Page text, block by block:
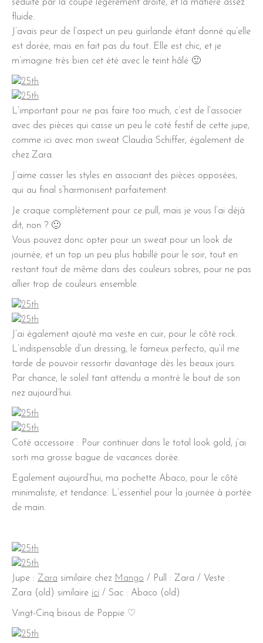
séduite par la coupe légèrement droite, et la matière assez
fluide.
J’avais peur de l’aspect un peu guirlande étant donné qu’elle
est dorée, mais en fait pas du tout. Elle est chic, et je
m’imagine très bien cet été avec le teint hâlé 🙂
L’important pour ne pas faire too much, c’est de l’associer
avec des pièces qui casse un peu le coté festif de cette jupe,
comme ici avec mon sweat Claudia Schiffer, également de
chez Zara.
J’aime casser les styles en associant des pièces opposées,
qui au final s’harmonisent parfaitement.
Je craque complètement pour ce pull, mais je vous l’ai déjà
dit, non ? 🙂
Vous pouvez donc opter pour un sweat pour un look de
journée, et un top un peu plus habillé pour le soir, tout en
restant tout de même dans des couleurs sobres, pour ne pas
allier trop de couleurs ensemble.
J’ai également ajouté ma veste en cuir, pour le côté rock.
L’indispensable d’un dressing, le fameux perfecto, qu’il me
tarde de pouvoir ressortir davantage dès les beaux jours.
Par chance, le soleil tant attendu a montré le bout de son
nez aujourd’hui.
Coté accessoire : Pour continuer dans le total look gold, j’ai
sorti ma grosse bague de vacances dorée.
Egalement aujourd’hui, ma pochette Abaco, pour le côté
minimaliste, et tendance. L’essentiel pour la journée à portée
de main.
Jupe : Zara similaire chez Mango / Pull : Zara / Veste :
Zara (old) similaire ici / Sac : Abaco (old)
Vingt-Cinq bisous de Poppie ♡